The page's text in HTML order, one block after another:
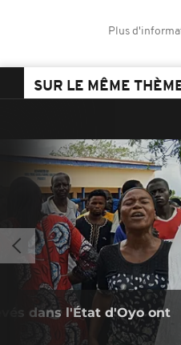
Plus
SUR LE MÊME
dans l'État d'Oyo ont